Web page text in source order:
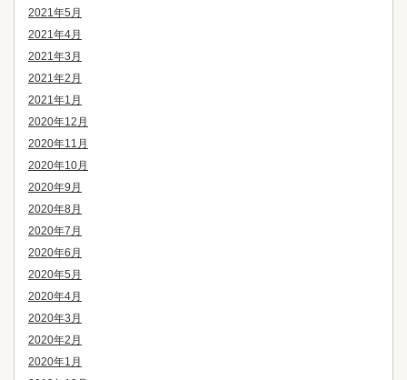
2021年5月
2021年4月
2021年3月
2021年2月
2021年1月
2020年12月
2020年11月
2020年10月
2020年9月
2020年8月
2020年7月
2020年6月
2020年5月
2020年4月
2020年3月
2020年2月
2020年1月